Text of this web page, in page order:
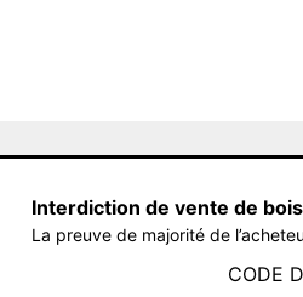
Interdiction de vente de
La preuve de majorité de
CODE